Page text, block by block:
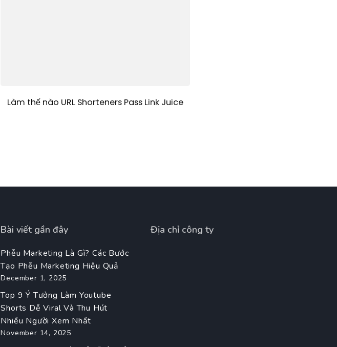
Làm thế nào URL Shorteners Pass Link Juice
Bài viết gần đây
Phễu Marketing Là Gì? Các Bước
Tạo Phễu Marketing Hiệu Quả
December 1, 2025
Top 9 Ý Tưởng Làm Youtube
Shorts Dễ Viral Và Thu Hút
Nhiều Người Xem Nhất
November 14, 2025
Địa chỉ công ty